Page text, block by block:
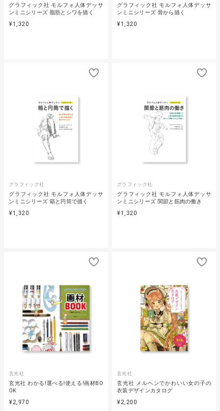
グラフィック社 モルフォ人体デッサ
ンミニシリーズ 脂肪とシワを描く
¥1,320
グラフィック社 モルフォ人体デッサ
ンミニシリーズ 骨から描く
¥1,320
グラフィック社
グラフィック社 モルフォ人体デッサ
ンミニシリーズ 箱と円筒で描く
¥1,320
グラフィック社
グラフィック社 モルフォ人体デッサ
ンミニシリーズ 関節と筋肉の働き
¥1,320
玄光社
玄光社 わかる!選べる!使える!画材BO
OK
¥2,970
玄光社
玄光社 メルヘンでかわいい女の子の
衣装デザインカタログ
¥2,200